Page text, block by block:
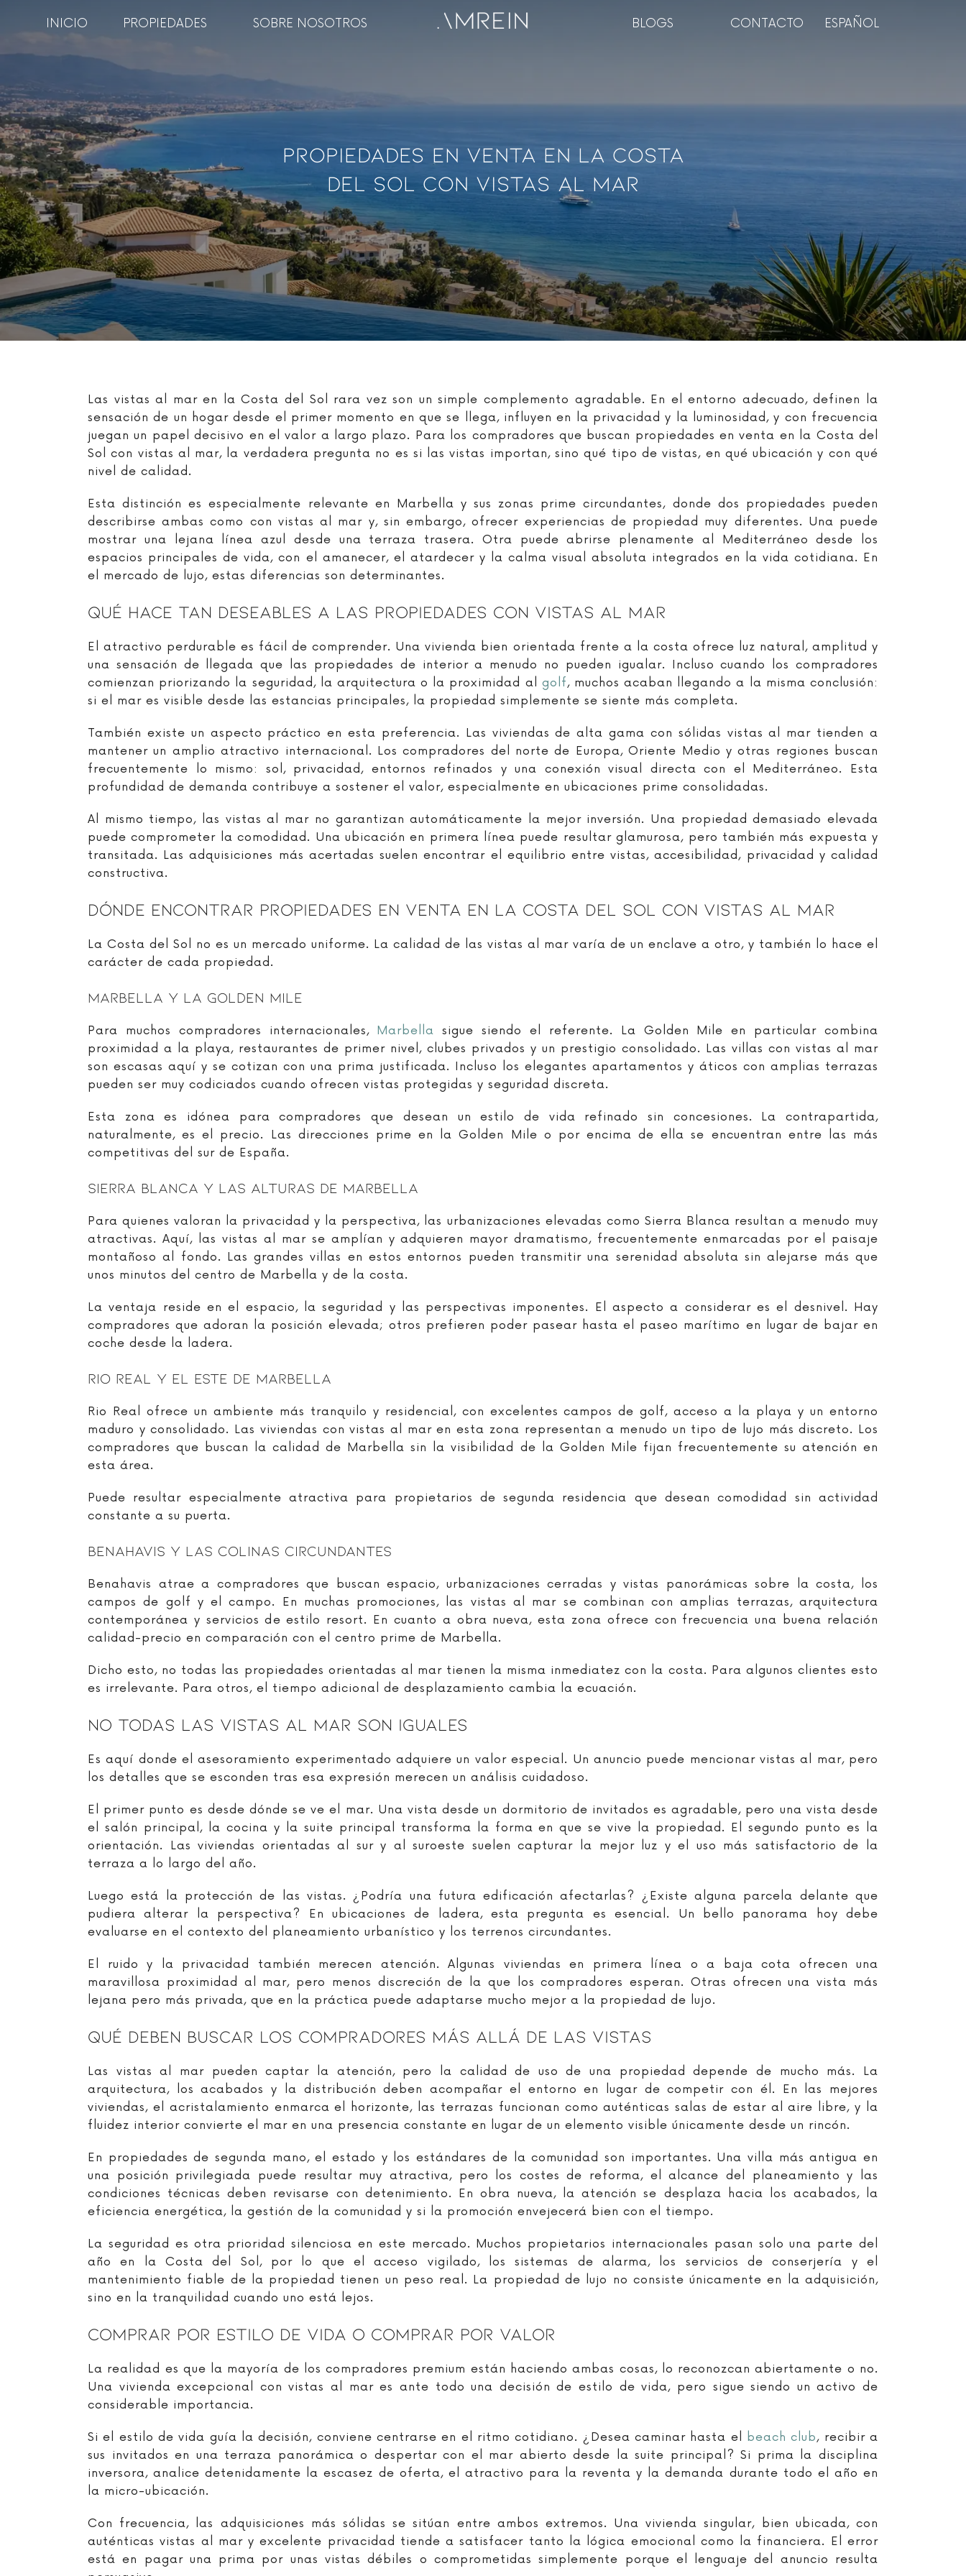
INICIO PROPIEDADES SOBRE NOSOTROS BLOGS CONTACTO ESPAÑOL
Propiedades En Venta En La Costa
Del Sol Con Vistas Al Mar
Las vistas al mar en la Costa del Sol rara vez son un simple complemento agradable. En el entorno adecuado, definen la
sensación de un hogar desde el primer momento en que se llega, influyen en la privacidad y la luminosidad, y con frecuencia
juegan un papel decisivo en el valor a largo plazo. Para los compradores que buscan propiedades en venta en la Costa del
Sol con vistas al mar, la verdadera pregunta no es si las vistas importan, sino qué tipo de vistas, en qué ubicación y con qué
nivel de calidad.
Esta distinción es especialmente relevante en Marbella y sus zonas prime circundantes, donde dos propiedades pueden
describirse ambas como con vistas al mar y, sin embargo, ofrecer experiencias de propiedad muy diferentes. Una puede
mostrar una lejana línea azul desde una terraza trasera. Otra puede abrirse plenamente al Mediterráneo desde los
espacios principales de vida, con el amanecer, el atardecer y la calma visual absoluta integrados en la vida cotidiana. En
el mercado de lujo, estas diferencias son determinantes.
Qué Hace Tan Deseables A Las Propiedades Con Vistas Al Mar
El atractivo perdurable es fácil de comprender. Una vivienda bien orientada frente a la costa ofrece luz natural, amplitud y
una sensación de llegada que las propiedades de interior a menudo no pueden igualar. Incluso cuando los compradores
comienzan priorizando la seguridad, la arquitectura o la proximidad al golf, muchos acaban llegando a la misma conclusión:
si el mar es visible desde las estancias principales, la propiedad simplemente se siente más completa.
También existe un aspecto práctico en esta preferencia. Las viviendas de alta gama con sólidas vistas al mar tienden a
mantener un amplio atractivo internacional. Los compradores del norte de Europa, Oriente Medio y otras regiones buscan
frecuentemente lo mismo: sol, privacidad, entornos refinados y una conexión visual directa con el Mediterráneo. Esta
profundidad de demanda contribuye a sostener el valor, especialmente en ubicaciones prime consolidadas.
Al mismo tiempo, las vistas al mar no garantizan automáticamente la mejor inversión. Una propiedad demasiado elevada
puede comprometer la comodidad. Una ubicación en primera línea puede resultar glamurosa, pero también más expuesta y
transitada. Las adquisiciones más acertadas suelen encontrar el equilibrio entre vistas, accesibilidad, privacidad y calidad
constructiva.
Dónde Encontrar Propiedades En Venta En La Costa Del Sol Con Vistas Al Mar
La Costa del Sol no es un mercado uniforme. La calidad de las vistas al mar varía de un enclave a otro, y también lo hace el
carácter de cada propiedad.
Marbella Y La Golden Mile
Para muchos compradores internacionales, Marbella sigue siendo el referente. La Golden Mile en particular combina
proximidad a la playa, restaurantes de primer nivel, clubes privados y un prestigio consolidado. Las villas con vistas al mar
son escasas aquí y se cotizan con una prima justificada. Incluso los elegantes apartamentos y áticos con amplias terrazas
pueden ser muy codiciados cuando ofrecen vistas protegidas y seguridad discreta.
Esta zona es idónea para compradores que desean un estilo de vida refinado sin concesiones. La contrapartida,
naturalmente, es el precio. Las direcciones prime en la Golden Mile o por encima de ella se encuentran entre las más
competitivas del sur de España.
Sierra Blanca Y Las Alturas De Marbella
Para quienes valoran la privacidad y la perspectiva, las urbanizaciones elevadas como Sierra Blanca resultan a menudo muy
atractivas. Aquí, las vistas al mar se amplían y adquieren mayor dramatismo, frecuentemente enmarcadas por el paisaje
montañoso al fondo. Las grandes villas en estos entornos pueden transmitir una serenidad absoluta sin alejarse más que
unos minutos del centro de Marbella y de la costa.
La ventaja reside en el espacio, la seguridad y las perspectivas imponentes. El aspecto a considerar es el desnivel. Hay
compradores que adoran la posición elevada; otros prefieren poder pasear hasta el paseo marítimo en lugar de bajar en
coche desde la ladera.
Rio Real Y El Este De Marbella
Rio Real ofrece un ambiente más tranquilo y residencial, con excelentes campos de golf, acceso a la playa y un entorno
maduro y consolidado. Las viviendas con vistas al mar en esta zona representan a menudo un tipo de lujo más discreto. Los
compradores que buscan la calidad de Marbella sin la visibilidad de la Golden Mile fijan frecuentemente su atención en
esta área.
Puede resultar especialmente atractiva para propietarios de segunda residencia que desean comodidad sin actividad
constante a su puerta.
Benahavis Y Las Colinas Circundantes
Benahavis atrae a compradores que buscan espacio, urbanizaciones cerradas y vistas panorámicas sobre la costa, los
campos de golf y el campo. En muchas promociones, las vistas al mar se combinan con amplias terrazas, arquitectura
contemporánea y servicios de estilo resort. En cuanto a obra nueva, esta zona ofrece con frecuencia una buena relación
calidad-precio en comparación con el centro prime de Marbella.
Dicho esto, no todas las propiedades orientadas al mar tienen la misma inmediatez con la costa. Para algunos clientes esto
es irrelevante. Para otros, el tiempo adicional de desplazamiento cambia la ecuación.
No Todas Las Vistas Al Mar Son Iguales
Es aquí donde el asesoramiento experimentado adquiere un valor especial. Un anuncio puede mencionar vistas al mar, pero
los detalles que se esconden tras esa expresión merecen un análisis cuidadoso.
El primer punto es desde dónde se ve el mar. Una vista desde un dormitorio de invitados es agradable, pero una vista desde
el salón principal, la cocina y la suite principal transforma la forma en que se vive la propiedad. El segundo punto es la
orientación. Las viviendas orientadas al sur y al suroeste suelen capturar la mejor luz y el uso más satisfactorio de la
terraza a lo largo del año.
Luego está la protección de las vistas. ¿Podría una futura edificación afectarlas? ¿Existe alguna parcela delante que
pudiera alterar la perspectiva? En ubicaciones de ladera, esta pregunta es esencial. Un bello panorama hoy debe
evaluarse en el contexto del planeamiento urbanístico y los terrenos circundantes.
El ruido y la privacidad también merecen atención. Algunas viviendas en primera línea o a baja cota ofrecen una
maravillosa proximidad al mar, pero menos discreción de la que los compradores esperan. Otras ofrecen una vista más
lejana pero más privada, que en la práctica puede adaptarse mucho mejor a la propiedad de lujo.
Qué Deben Buscar Los Compradores Más Allá De Las Vistas
Las vistas al mar pueden captar la atención, pero la calidad de uso de una propiedad depende de mucho más. La
arquitectura, los acabados y la distribución deben acompañar el entorno en lugar de competir con él. En las mejores
viviendas, el acristalamiento enmarca el horizonte, las terrazas funcionan como auténticas salas de estar al aire libre, y la
fluidez interior convierte el mar en una presencia constante en lugar de un elemento visible únicamente desde un rincón.
En propiedades de segunda mano, el estado y los estándares de la comunidad son importantes. Una villa más antigua en
una posición privilegiada puede resultar muy atractiva, pero los costes de reforma, el alcance del planeamiento y las
condiciones técnicas deben revisarse con detenimiento. En obra nueva, la atención se desplaza hacia los acabados, la
eficiencia energética, la gestión de la comunidad y si la promoción envejecerá bien con el tiempo.
La seguridad es otra prioridad silenciosa en este mercado. Muchos propietarios internacionales pasan solo una parte del
año en la Costa del Sol, por lo que el acceso vigilado, los sistemas de alarma, los servicios de conserjería y el
mantenimiento fiable de la propiedad tienen un peso real. La propiedad de lujo no consiste únicamente en la adquisición,
sino en la tranquilidad cuando uno está lejos.
Comprar Por Estilo De Vida O Comprar Por Valor
La realidad es que la mayoría de los compradores premium están haciendo ambas cosas, lo reconozcan abiertamente o no.
Una vivienda excepcional con vistas al mar es ante todo una decisión de estilo de vida, pero sigue siendo un activo de
considerable importancia.
Si el estilo de vida guía la decisión, conviene centrarse en el ritmo cotidiano. ¿Desea caminar hasta el beach club, recibir a
sus invitados en una terraza panorámica o despertar con el mar abierto desde la suite principal? Si prima la disciplina
inversora, analice detenidamente la escasez de oferta, el atractivo para la reventa y la demanda durante todo el año en
la micro-ubicación.
Con frecuencia, las adquisiciones más sólidas se sitúan entre ambos extremos. Una vivienda singular, bien ubicada, con
auténticas vistas al mar y excelente privacidad tiende a satisfacer tanto la lógica emocional como la financiera. El error
está en pagar una prima por unas vistas débiles o comprometidas simplemente porque el lenguaje del anuncio resulta